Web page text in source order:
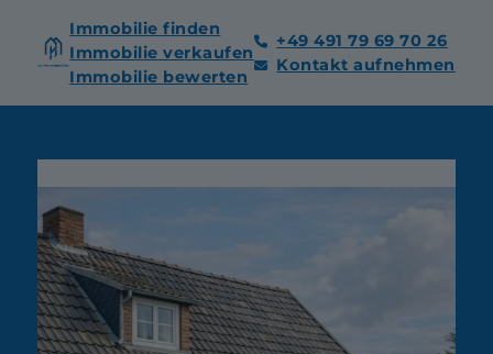
Immobilie finden
Immobilie verkaufen
Immobilie bewerten
+49 491 79 69 70 26
Kontakt aufnehmen